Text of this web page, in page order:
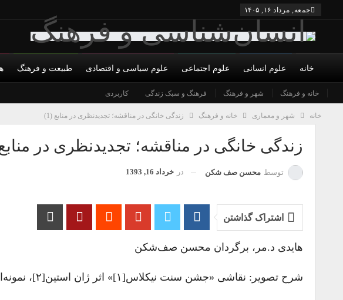
جمعه, مرداد ۱۶, ۱۴۰۵
خانه
درباره ما شورای عالی نویسندگان شرایط همکاری و عضویت
علوم انسانی علوم اجتماعی علوم سیاسی و اقتصادی طبیعت و فرهنگ
ادبیات اسطوره شناسی سینما صدا و موسیقی عکس مستند خانه و فرهنگ شهر و فرهنگ فرهنگ و سبک زندگی کاربردی
خانه شهر و معماری خانه و فرهنگ زندگی خانگی در مناقشه؛ تجدیدنظری در منابع (1)
زندگی خانگی در مناقشه؛ تجدیدنظری در منابع
توسط محسن صف شكن در خرداد 16, 1393
اشتراک گذاشتن
هایدی د.مر، برگردان محسن صف‌شکن
شرح تصویر: نقاشی «جشن سنت نیکلاس[۱]» اثر ژان استین[۲]، نمونه‌ای از خانه‌های هلندی قرن ۱۷